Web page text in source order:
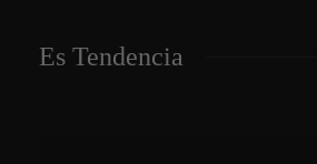
Es Tendencia